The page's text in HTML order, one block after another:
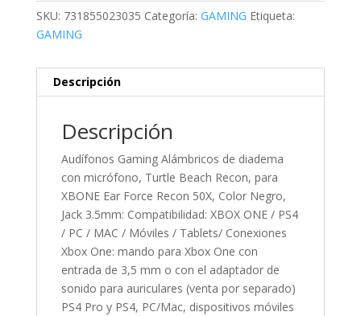
SKU: 731855023035 Categoría: GAMING Etiqueta:
GAMING
Descripción
Descripción
Audífonos Gaming Alámbricos de diadema
con micrófono, Turtle Beach Recon, para
XBONE Ear Force Recon 50X, Color Negro,
Jack 3.5mm: Compatibilidad: XBOX ONE / PS4
/ PC / MAC / Móviles / Tablets/ Conexiones
Xbox One: mando para Xbox One con
entrada de 3,5 mm o con el adaptador de
sonido para auriculares (venta por separado)
PS4 Pro y PS4, PC/Mac, dispositivos móviles